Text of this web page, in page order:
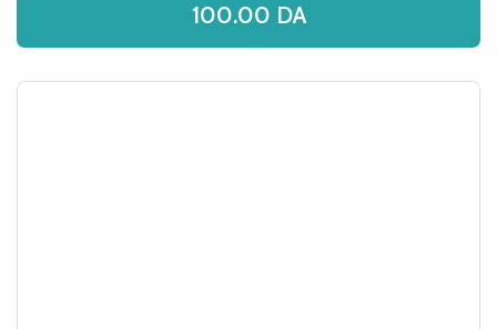
100.00 DA